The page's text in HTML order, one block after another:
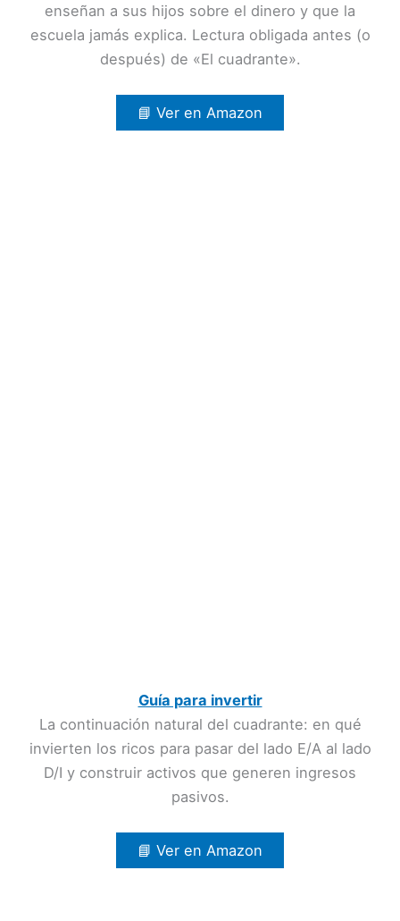
enseñan a sus hijos sobre el dinero y que la
escuela jamás explica. Lectura obligada antes (o
después) de «El cuadrante».
📘 Ver en Amazon
Guía para invertir
La continuación natural del cuadrante: en qué
invierten los ricos para pasar del lado E/A al lado
D/I y construir activos que generen ingresos
pasivos.
📘 Ver en Amazon